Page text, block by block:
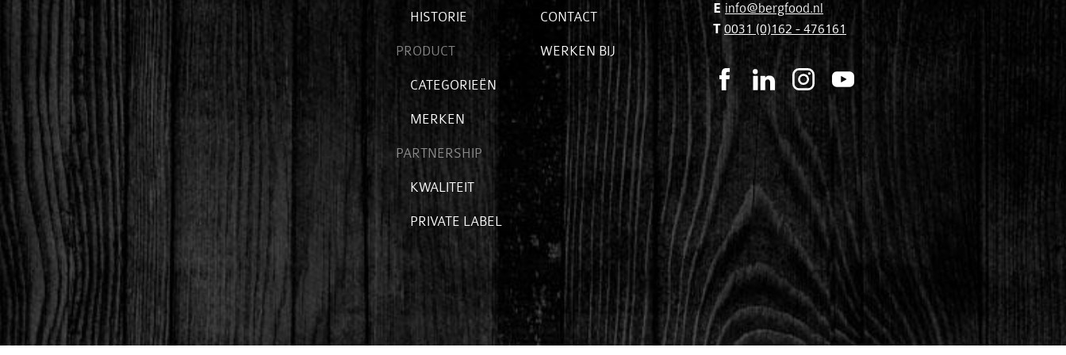
hoofditems
voor
passie
HISTORIE
PRODUCT
Open
voor
product
CATEGORIEËN
MERKEN
PARTNERSHIP
Open
submenu
voor
partnership
KWALITEIT
PRIVATE LABEL
extra
items
CONTACT
WERKEN BIJ
E info@bergfood.nl
T 0031 (0)162 - 476161